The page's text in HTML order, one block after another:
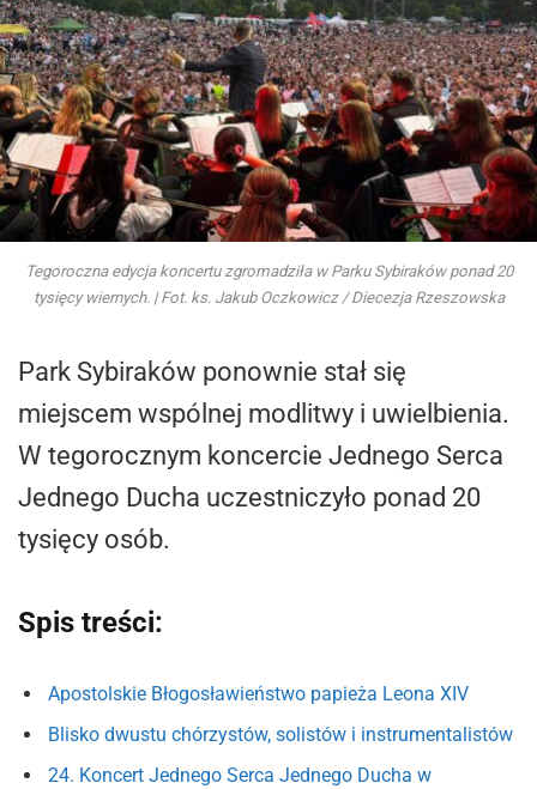
Tegoroczna edycja koncertu zgromadziła w Parku Sybiraków ponad 20
tysięcy wiernych. | Fot. ks. Jakub Oczkowicz / Diecezja Rzeszowska
Park Sybiraków ponownie stał się
miejscem wspólnej modlitwy i uwielbienia.
W tegorocznym koncercie Jednego Serca
Jednego Ducha uczestniczyło ponad 20
tysięcy osób.
Spis treści:
Apostolskie Błogosławieństwo papieża Leona XIV
Blisko dwustu chórzystów, solistów i instrumentalistów
24. Koncert Jednego Serca Jednego Ducha w